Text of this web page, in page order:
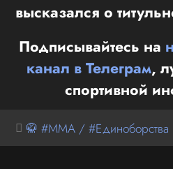
высказался о
Подписывайтесь на
канал в Телеграм,
спортивной
🥋 #MMA / #Единоборства